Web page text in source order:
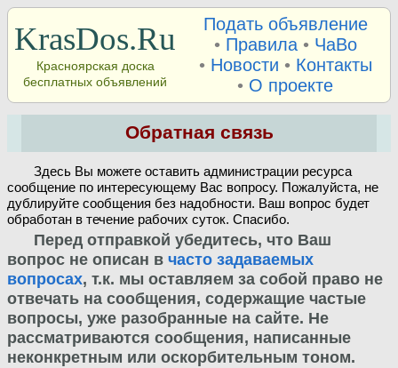
KrasDos.Ru
Красноярская доска
бесплатных объявлений
Подать объявление
• Правила• ЧаВо
• Новости • Контакты
• О проекте
Обратная связь
Здесь Вы можете оставить администрации ресурса
сообщение по интересующему Вас вопросу. Пожалуйста, не
дублируйте сообщения без надобности. Ваш вопрос будет
обработан в течение рабочих суток. Спасибо.
Перед отправкой убедитесь, что Ваш
вопрос не описан в часто задаваемых
вопросах, т.к. мы оставляем за собой право не
отвечать на сообщения, содержащие частые
вопросы, уже разобранные на сайте. Не
рассматриваются сообщения, написанные
неконкретным или оскорбительным тоном.